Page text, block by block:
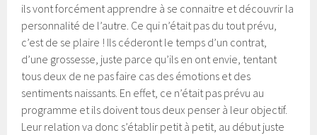
ils vont forcément apprendre à se connaitre et découvrir la
personnalité de l’autre. Ce qui n’était pas du tout prévu,
c’est de se plaire ! Ils céderont le temps d’un contrat,
d’une grossesse, juste parce qu’ils en ont envie, tentant
tous deux de ne pas faire cas des émotions et des
sentiments naissants. En effet, ce n’était pas prévu au
programme et ils doivent tous deux penser à leur objectif.
Leur relation va donc s’établir petit à petit, au début juste